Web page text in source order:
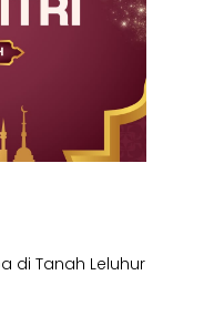
di Tanah Leluhur